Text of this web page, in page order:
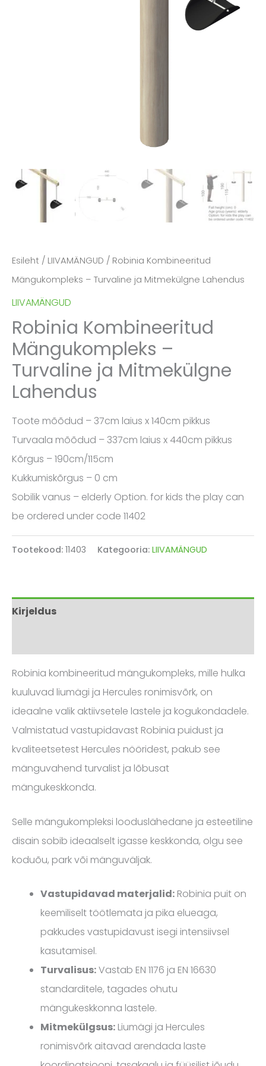
Esileht / LIIVAMÄNGUD / Robinia Kombineeritud
Mängukompleks – Turvaline ja Mitmekülgne Lahendus
LIIVAMÄNGUD
Robinia Kombineeritud
Mängukompleks –
Turvaline ja Mitmekülgne
Lahendus
Toote mõõdud – 37cm laius x 140cm pikkus
Turvaala mõõdud – 337cm laius x 440cm pikkus
Kõrgus – 190cm/115cm
Kukkumiskõrgus – 0 cm
Sobilik vanus – elderly Option. for kids the play can
be ordered under code 11402
Tootekood: 11403 Kategooria: LIIVAMÄNGUD
Kirjeldus
Robinia kombineeritud mängukompleks, mille hulka
kuuluvad liumägi ja Hercules ronimisvõrk, on
ideaalne valik aktiivsetele lastele ja kogukondadele.
Valmistatud vastupidavast Robinia puidust ja
kvaliteetsetest Hercules nööridest, pakub see
mänguvahend turvalist ja lõbusat
mängukeskkonda.
Selle mängukompleksi looduslähedane ja esteetiline
disain sobib ideaalselt igasse keskkonda, olgu see
koduõu, park või mänguväljak.
Vastupidavad materjalid: Robinia puit on
keemiliselt töötlemata ja pika elueaga,
pakkudes vastupidavust isegi intensiivsel
kasutamisel.
Turvalisus:Vastab EN 1176 ja EN 16630
standarditele, tagades ohutu
mängukeskkonna lastele.
Mitmekülgsus: Liumägi ja Hercules
ronimisvõrk aitavad arendada laste